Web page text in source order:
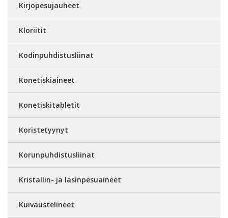
Kirjopesujauheet
Kloriitit
Kodinpuhdistusliinat
Konetiskiaineet
Konetiskitabletit
Koristetyynyt
Korunpuhdistusliinat
Kristallin- ja lasinpesuaineet
Kuivaustelineet